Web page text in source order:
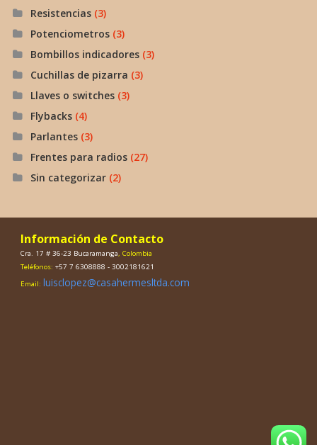
Resistencias (3)
Potenciometros (3)
Bombillos indicadores (3)
Cuchillas de pizarra (3)
Llaves o switches (3)
Flybacks (4)
Parlantes (3)
Frentes para radios (27)
Sin categorizar (2)
Información de Contacto
Cra. 17 # 36-23 Bucaramanga, Colombia
Teléfonos: +57 7 6308888 - 3002181621
Email: luisclopez@casahermesltda.com